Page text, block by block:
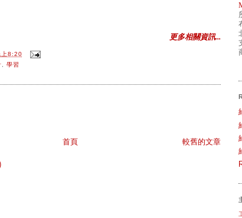
更多相關資訊...
上8:20
學習
較舊的文章
首頁